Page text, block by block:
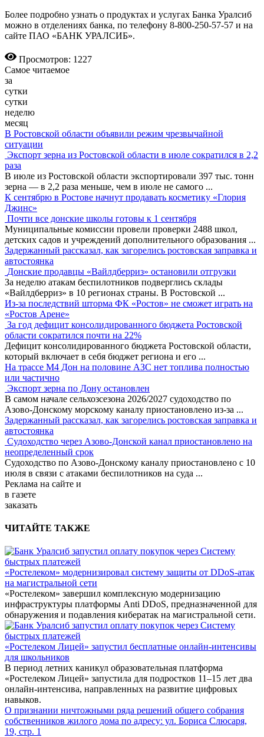
Более подробно узнать о продуктах и услугах Банка Уралсиб
можно в отделениях банка, по телефону 8-800-250-57-57 и на
сайте ПАО «БАНК УРАЛСИБ».
Просмотров: 1227
Самое читаемое
за
сутки
сутки
неделю
месяц
В Ростовской области объявили режим чрезвычайной
ситуации
Экспорт зерна из Ростовской области в июле сократился в 2,2
раза
В июле из Ростовской области экспортировали 397 тыс. тонн
зерна — в 2,2 раза меньше, чем в июле не самого ...
К сентябрю в Ростове начнут продавать косметику «Глория
Джинс»
Почти все донские школы готовы к 1 сентября
Муниципальные комиссии провели проверки 2488 школ,
детских садов и учреждений дополнительного образования ...
Задержанный рассказал, как загорелись ростовская заправка и
автостоянка
Донские продавцы «Вайлдберриз» остановили отгрузки
За неделю атакам беспилотников подверглись склады
«Вайлдберриз» в 10 регионах страны. В Ростовской ...
Из-за последствий шторма ФК «Ростов» не сможет играть на
«Ростов Арене»
За год дефицит консолидированного бюджета Ростовской
области сократился почти на 22%
Дефицит консолидированного бюджета Ростовской области,
который включает в себя бюджет региона и его ...
На трассе М4 Дон на половине АЗС нет топлива полностью
или частично
Экспорт зерна по Дону остановлен
В самом начале сельхозсезона 2026/2027 судоходство по
Азово-Донскому морскому каналу приостановлено из-за ...
Задержанный рассказал, как загорелись ростовская заправка и
автостоянка
Судоходство через Азово-Донской канал приостановлено на
неопределенный срок
Судоходство по Азово-Донскому каналу приостановлено с 10
июля в связи с атаками беспилотников на суда ...
Реклама на сайте и
в газете
заказать
ЧИТАЙТЕ ТАКЖЕ
«Ростелеком» модернизировал систему защиты от DDoS-атак
на магистральной сети
«Ростелеком» завершил комплексную модернизацию
инфраструктуры платформы Anti DDoS, предназначенной для
обнаружения и подавления кибератак на магистральной сети.
«Ростелеком Лицей» запустил бесплатные онлайн-интенсивы
для школьников
В период летних каникул образовательная платформа
«Ростелеком Лицей» запустила для подростков 11–15 лет два
онлайн-интенсива, направленных на развитие цифровых
навыков.
О признании ничтожными ряда решений общего собрания
собственников жилого дома по адресу: ул. Бориса Слюсаря,
19, стр. 1